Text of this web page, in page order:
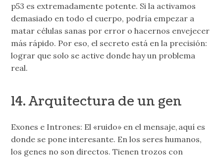
p53 es extremadamente potente. Si la activamos
demasiado en todo el cuerpo, podría empezar a
matar células sanas por error o hacernos envejecer
más rápido. Por eso, el secreto está en la precisión:
lograr que solo se active donde hay un problema
real.
14. Arquitectura de un gen
Exones e Intrones: El «ruido» en el mensaje, aquí es
donde se pone interesante. En los seres humanos,
los genes no son directos. Tienen trozos con